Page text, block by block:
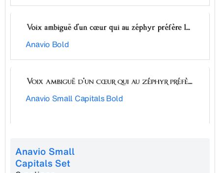
Anavio Bold
Anavio Small Capitals Bold
Anavio Small
Capitals Set